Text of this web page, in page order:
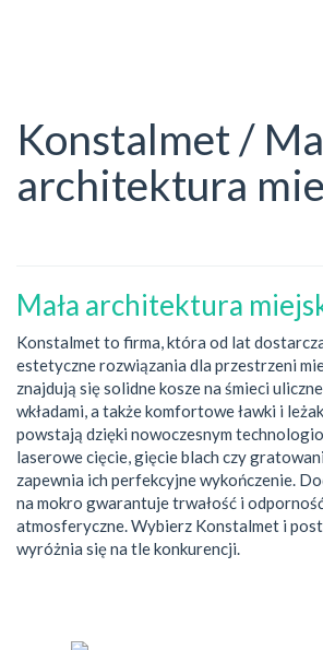
Konstalmet /
architektura
Mała architektura
Konstalmet to firma, która od lat
estetyczne rozwiązania dla przestrzeni
znajdują się solidne kosze na śmieci
wkładami, a także komfortowe ławki i
powstają dzięki nowoczesnym
laserowe cięcie, gięcie blach czy
zapewnia ich perfekcyjne wykończenie.
na mokro gwarantuje trwałość i
atmosferyczne. Wybierz Konstalmet i
wyróżnia się na tle konkurencji.